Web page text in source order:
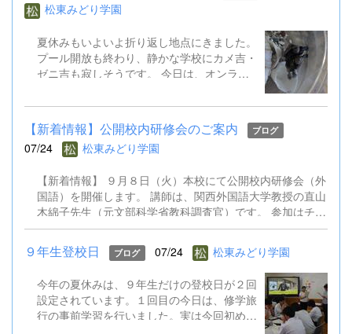
松東みどり学園
夏休みもいよいよ折り返し地点にきました。
プール開放も終わり、静かな学校にカメ吉・
ゼニ吉も寂しそうです。 今日は、オンライ
はオンライン役員会も実施し、２学期の全校
遊びについて意見交換しました。先生方も校
内研修会を行ったり、教育委員会の研修会に
出かけたりしています。 あと半分の夏休み
【新着情報】公開校内研修会のご案内 ブログ
07/24 松東みどり学園
【新着情報】 ９月８日（火）本校にて公開校内研修会（外
国語）を開催します。 講師は、関西外国語大学教授の直山
木綿子先生（元文部科学省教科調査官）です。 参加はチラ
シのQRコードからお申込みください。 9.8公開校内研修会
（外国語）案内チラシ.pdf
９年生登校日 ブログ 07/24 松東みどり学園
今年の夏休みは、９年生だけの登校日が２回
設定されています。１回目の今日は、修学旅
行の事前学習を行いました。実は今回初めて